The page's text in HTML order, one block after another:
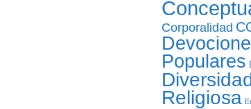
Corporalidad
Populares
Religiosa